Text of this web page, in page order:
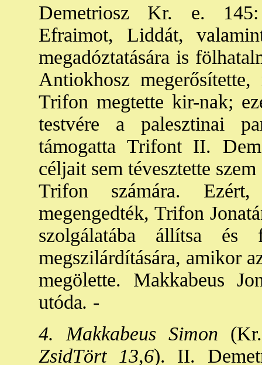
Demetriosz Kr. e. 145:
Efraimot, Liddát,
megadóztatására is
Antiokhosz
Trifon megtette kir-nak;
testvére a palesztinai
támogatta Trifont II.
céljait sem tévesztette
Trifon számára.
megengedték, Trifon
szolgálatába állítsa és
megszilárdítására, amikor
megölette. Makkabeus
utóda. -
4. Makkabeus Simon
ZsidTört 13,6). II.